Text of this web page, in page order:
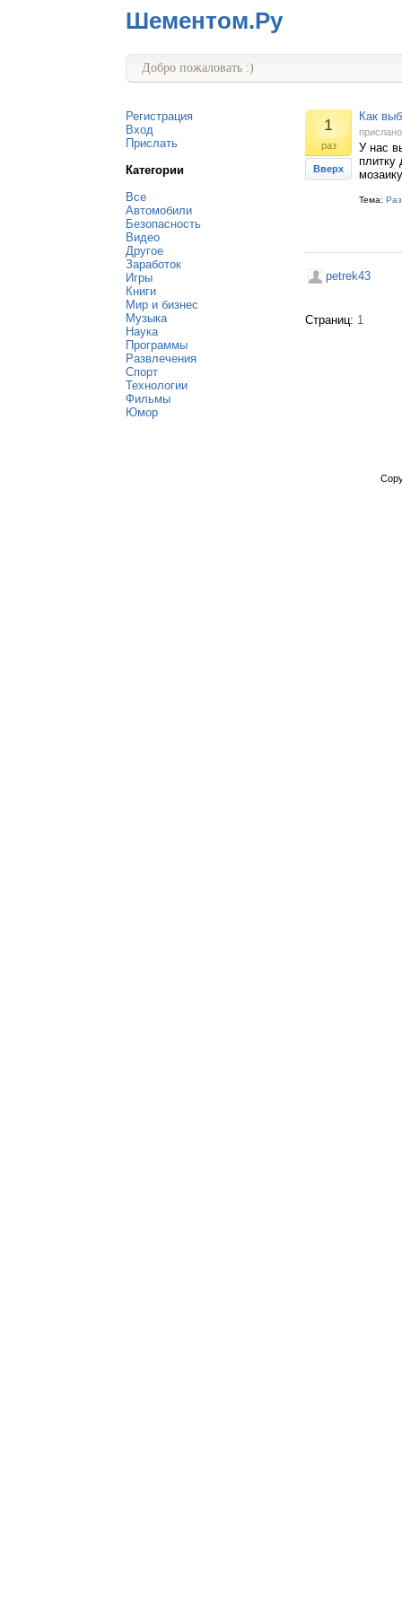
Шементом.Ру
Добро пожаловать :)
Регистрация
Вход
Прислать
Категории
Все
Автомобили
Безопасность
Видео
Другое
Заработок
Игры
Книги
Мир и бизнес
Музыка
Наука
Программы
Развлечения
Спорт
Технологии
Фильмы
Юмор
1
раз
Вверх
Как
У нас
плитку
Тема:
petrek43
Страниц: 1